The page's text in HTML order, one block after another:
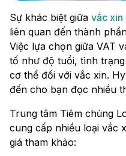
Sự khác biệt giữa vắc xin
liên quan đến thành
Việc lựa chọn giữa VAT
tố như độ tuổi, tình
cơ thể đối với vắc xin.
đến cho bạn đọc nhiều
Trung tâm Tiêm chủng
cung cấp nhiều loại vắc
giá tham khảo: